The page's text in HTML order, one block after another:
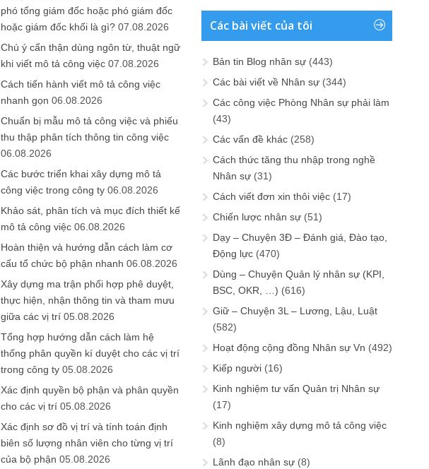
phó tổng giám đốc hoặc phó giám đốc
hoặc giám đốc khối là gì? 07.08.2026
Chú ý cẩn thận dùng ngôn từ, thuật ngữ
khi viết mô tả công việc 07.08.2026
Cách tiến hành viết mô tả công việc
nhanh gọn 06.08.2026
Chuẩn bị mẫu mô tả công việc và phiếu
thu thập phân tích thông tin công việc
06.08.2026
Các bước triển khai xây dựng mô tả
công việc trong công ty 06.08.2026
Khảo sát, phân tích và mục đích thiết kế
mô tả công việc 06.08.2026
Hoàn thiện và hướng dẫn cách làm cơ
cấu tổ chức bộ phận nhanh 06.08.2026
Xây dựng ma trận phối hợp phê duyệt,
thực hiện, nhận thông tin và tham mưu
giữa các vị trí 05.08.2026
Tổng hợp hướng dẫn cách làm hệ
thống phân quyền kí duyệt cho các vị trí
trong công ty 05.08.2026
Xác định quyền bộ phận và phân quyền
cho các vị trí 05.08.2026
Xác định sơ đồ vị trí và tính toán định
biên số lượng nhân viên cho từng vị trí
của bộ phận 05.08.2026
Các bài viết của tôi
Bản tin Blog nhân sự (443)
Các bài viết về Nhân sự (344)
Các công việc Phòng Nhân sự phải làm
(43)
Các vấn đề khác (258)
Cách thức tăng thu nhập trong nghề
Nhân sự (31)
Cách viết đơn xin thôi việc (17)
Chiến lược nhân sự (51)
Dạy – Chuyện 3Đ – Đánh giá, Đào tạo,
Động lực (470)
Dùng – Chuyện Quản lý nhân sự (KPI,
BSC, OKR, …) (616)
Giữ – Chuyện 3L – Lương, Lậu, Luật
(582)
Hoạt động cộng đồng Nhân sự Vn (492)
Kiếp người (16)
Kinh nghiệm tư vấn Quản trị Nhân sự
(17)
Kinh nghiệm xây dựng mô tả công việc
(8)
Lãnh đạo nhân sự (8)